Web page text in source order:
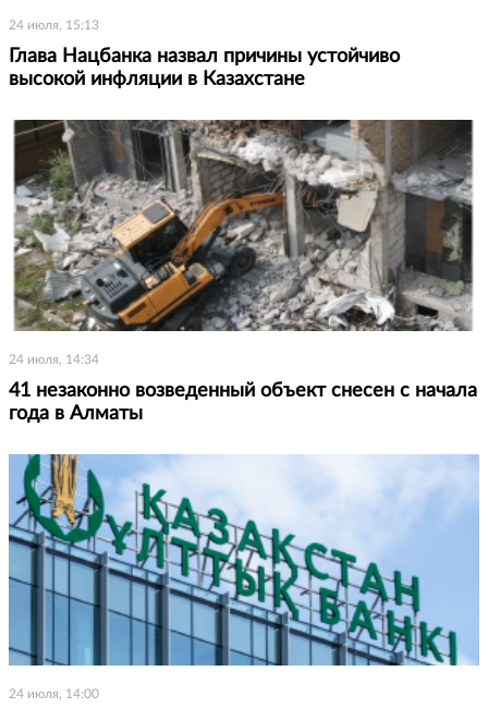
24 июля, 15:13
Глава Нацбанка назвал причины устойчиво
высокой инфляции в Казахстане
24 июля, 14:34
41 незаконно возведенный объект снесен с начала
года в Алматы
24 июля, 14:00